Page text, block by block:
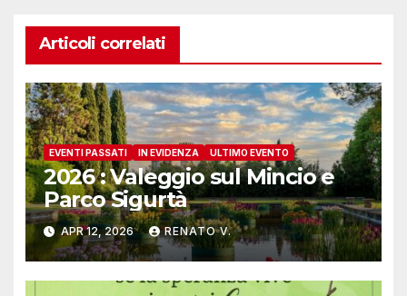
Articoli correlati
EVENTI PASSATI IN EVIDENZA ULTIMO EVENTO
2026 : Valeggio sul Mincio e
Parco Sigurtà
APR 12, 2026 RENATO V.